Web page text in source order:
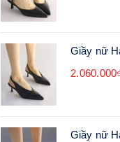
Giầy nữ
Giầy nữ